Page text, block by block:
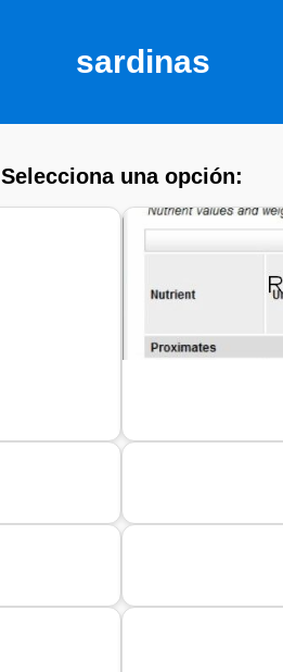
sardinas
Selecciona una opción: